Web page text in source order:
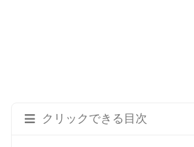
クリックできる目次